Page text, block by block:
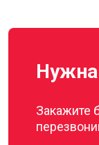
Нужна
Закажите